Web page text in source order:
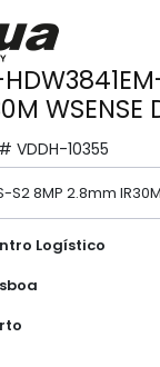
WSENSE
VDDH-10355
8MP 2.8mm IR30M
Logístico